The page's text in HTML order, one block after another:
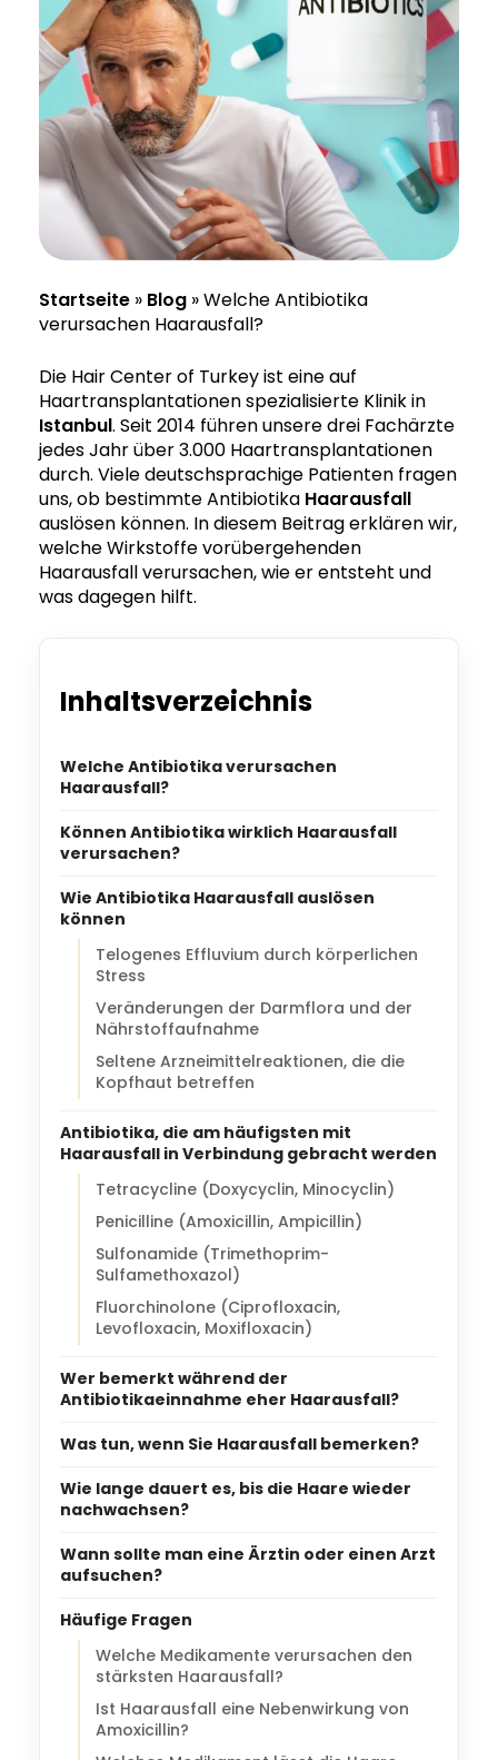
Startseite » Blog »Welche Antibiotika
verursachen Haarausfall?
Die Hair Center of Turkey ist eine auf
Haartransplantationen spezialisierte Klinik in
Istanbul. Seit 2014 führen unsere drei Fachärzte
jedes Jahr über 3.000 Haartransplantationen
durch. Viele deutschsprachige Patienten fragen
uns, ob bestimmte Antibiotika Haarausfall
auslösen können. In diesem Beitrag erklären wir,
welche Wirkstoffe vorübergehenden
Haarausfall verursachen, wie er entsteht und
was dagegen hilft.
Inhaltsverzeichnis
Welche Antibiotika verursachen
Haarausfall?
Können Antibiotika wirklich Haarausfall
verursachen?
Wie Antibiotika Haarausfall auslösen
können
Telogenes Effluvium durch körperlichen
Stress
Veränderungen der Darmflora und der
Nährstoffaufnahme
Seltene Arzneimittelreaktionen, die die
Kopfhaut betreffen
Antibiotika, die am häufigsten mit
Haarausfall in Verbindung gebracht werden
Tetracycline (Doxycyclin, Minocyclin)
Penicilline (Amoxicillin, Ampicillin)
Sulfonamide (Trimethoprim-
Sulfamethoxazol)
Fluorchinolone (Ciprofloxacin,
Levofloxacin, Moxifloxacin)
Wer bemerkt während der
Antibiotikaeinnahme eher Haarausfall?
Was tun, wenn Sie Haarausfall bemerken?
Wie lange dauert es, bis die Haare wieder
nachwachsen?
Wann sollte man eine Ärztin oder einen Arzt
aufsuchen?
Häufige Fragen
Welche Medikamente verursachen den
stärksten Haarausfall?
Ist Haarausfall eine Nebenwirkung von
Amoxicillin?